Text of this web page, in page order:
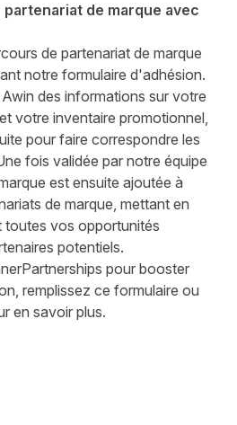
de marque avec
de partenariat de marque
notre formulaire d'adhésion.
des informations sur votre
votre inventaire promotionnel,
pour faire correspondre les
fois validée par notre équipe
est ensuite ajoutée à
de marque, mettant en
toutes vos opportunités
potentiels.
pour booster
remplissez ce formulaire ou
en savoir plus.